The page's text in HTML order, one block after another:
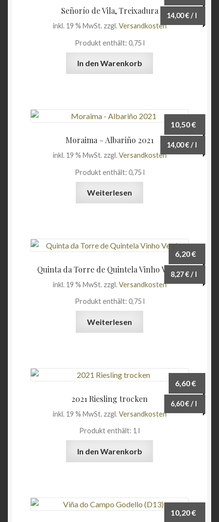
Señorío de Vila, Treixadura
14,00€/ l
inkl. 19 % MwSt. zzgl.Versandkosten
Produkt enthält: 0,75 l
In den Warenkorb
Moraima – Albariño 2021
10,50€
14,00€/ l
inkl. 19 % MwSt. zzgl.Versandkosten
Produkt enthält: 0,75 l
Weiterlesen
Quinta da Torre de Quintela Vinho Verde
6,20€
8,27€/ l
inkl. 19 % MwSt. zzgl.Versandkosten
Produkt enthält: 0,75
Weiterlesen
2021 Riesling trocken
6,60€
6,60€/ l
inkl. 19 % MwSt. zzgl.Versandkosten
Produkt enthält: 1
In den Warenkorb
10,20€